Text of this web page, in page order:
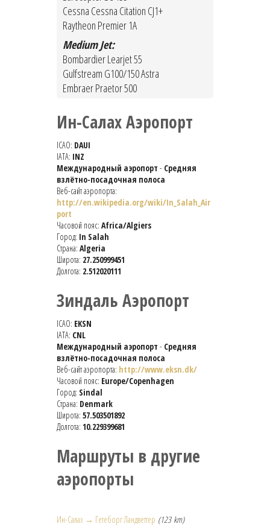
Cessna Cessna Citation CJ1+
Raytheon Premier 1A
Medium Jet:
Bombardier Learjet 55
Gulfstream G100/150 Astra
Embraer Praetor 500
Ин-Салах Аэропорт
ICAO: DAUI
IATA: INZ
Международный аэропорт - Средняя
взлётно-посадочная полоса
Веб-сайт аэропорта:
http://en.wikipedia.org/wiki/In_Salah_Air
port
Часовой пояс: Africa/Algiers
Город: In Salah
Страна: Algeria
Широта: 27.250999451
Долгота: 2.512020111
Зиндаль Аэропорт
ICAO: EKSN
IATA: CNL
Международный аэропорт - Средняя
взлётно-посадочная полоса
Веб-сайт аэропорта: http://www.eksn.dk/
Часовой пояс: Europe/Copenhagen
Город: Sindal
Страна: Denmark
Широта: 57.503501892
Долгота: 10.229399681
Маршруты в другие
аэропорты
Ин-Салах → Гетеборг Ландветтер (123 km)